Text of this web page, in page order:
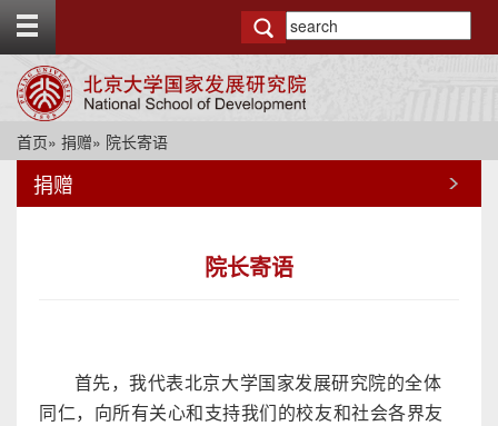
g
o
首页» 捐赠» 院长寄语
捐赠
院长寄语
首先，我代表北京大学国家发展研究院的全体
同仁，向所有关心和支持我们的校友和社会各界友